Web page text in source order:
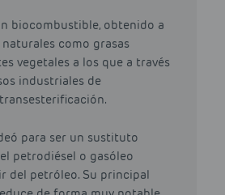
biocombustible, obtenido a
como grasas
vegetales a los que a través
industriales de
para ser un sustituto
petrodiésel o gasóleo
del petróleo. Su principal